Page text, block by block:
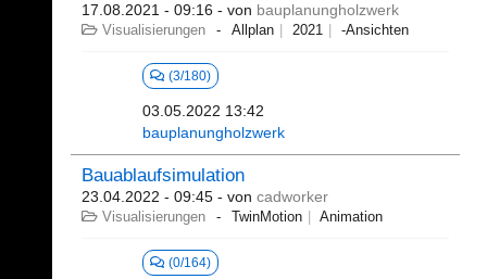
17.08.2021 - 09:16 - von bauplanungholzwerk
Visualisierungen Allplan 2021 -Ansichten
(3/180)
03.05.2022 13:42
bauplanungholzwerk
Bauablaufsimulation
23.04.2022 - 09:45 - von cadworker
Visualisierungen TwinMotion Animation
(0/164)